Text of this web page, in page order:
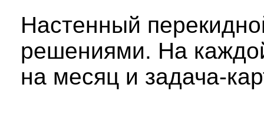
Настенный
решениями. На
на месяц и задача-